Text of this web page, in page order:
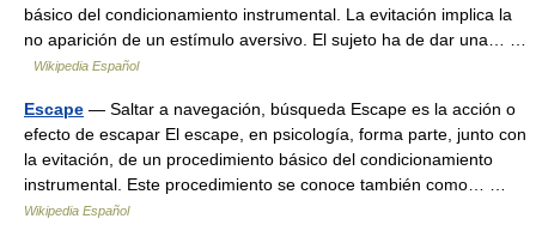
básico del condicionamiento instrumental. La evitación implica la
no aparición de un estímulo aversivo. El sujeto ha de dar una… …
Wikipedia Español
Escape — Saltar a navegación, búsqueda Escape es la acción o
efecto de escapar El escape, en psicología, forma parte, junto con
la evitación, de un procedimiento básico del condicionamiento
instrumental. Este procedimiento se conoce también como… …
Wikipedia Español